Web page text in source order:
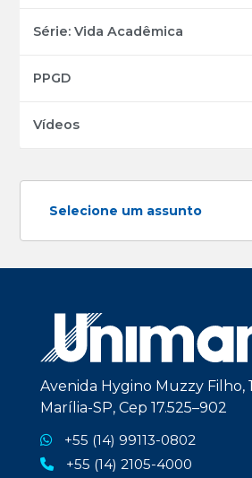
Série: Vida Acadêmica
PPGD
Vídeos
Selecione um assunto
Avenida Hygino Muzzy Filho,
Marília-SP, Cep 17.525–902
+55 (14) 99113-0802
+55 (14) 2105-4000